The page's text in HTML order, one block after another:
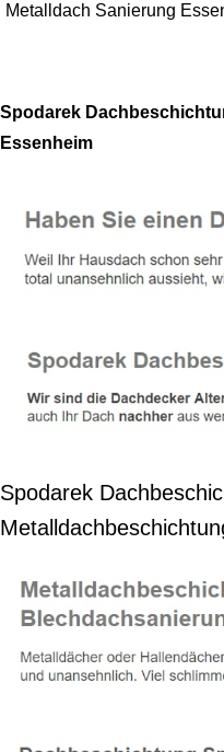
Metalldach Sanierung
Spodarek
Essenheim
Spodarek